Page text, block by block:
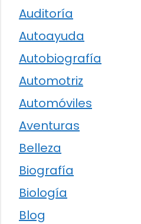
Auditoría
Autoayuda
Autobiografía
Automotriz
Automóviles
Aventuras
Belleza
Biografía
Biología
Blog